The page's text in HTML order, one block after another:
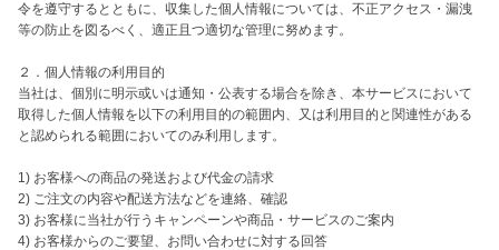
令を遵守するとともに、収集した個人情報については、不正アクセス・漏洩
等の防止を図るべく、適正且つ適切な管理に努めます。
２．個人情報の利用目的
当社は、個別に明示或いは通知・公表する場合を除き、本サービスにおいて
取得した個人情報を以下の利用目的の範囲内、又は利用目的と関連性がある
と認められる範囲においてのみ利用します。
1) お客様への商品の発送および代金の請求
2) ご注文の内容や配送方法などを連絡、確認
3) お客様に当社が行うキャンペーンや商品・サービスのご案内
4) お客様からのご要望、お問い合わせに対する回答